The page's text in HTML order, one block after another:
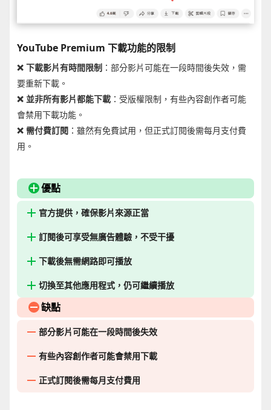
YouTube Premium 下載功能的限制
❌ 下載影片有時間限制 ：部分影片可能在一段時間後失效，需
要重新下載。
❌ 並非所有影片都能下載 ：受版權限制，有些內容創作者可能
會禁用下載功能。
❌ 需付費訂閱 ：雖然有免費試用，但正式訂閱後需每月支付費
用。
優點
官方提供，確保影片來源正當
訂閱後可享受無廣告體驗，不受干擾
下載後無需網路即可播放
切換至其他應用程式，仍可繼續播放
缺點
部分影片可能在一段時間後失效
有些內容創作者可能會禁用下載
正式訂閱後需每月支付費用